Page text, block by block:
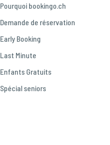
Pourquoi bookingo.ch
Demande de réservation
Early Booking
Last Minute
Enfants Gratuits
Spécial seniors